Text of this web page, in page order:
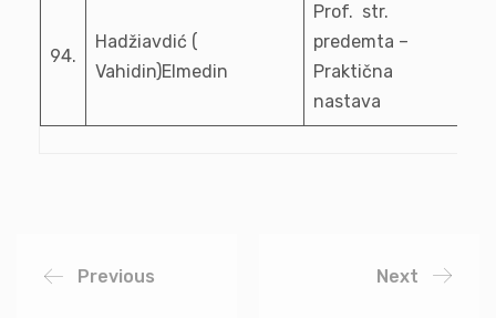
94.
Hadžiavdić (
Vahidin)Elmedin
Prof. str.
predemta –
Praktična
nastava
Previous Next